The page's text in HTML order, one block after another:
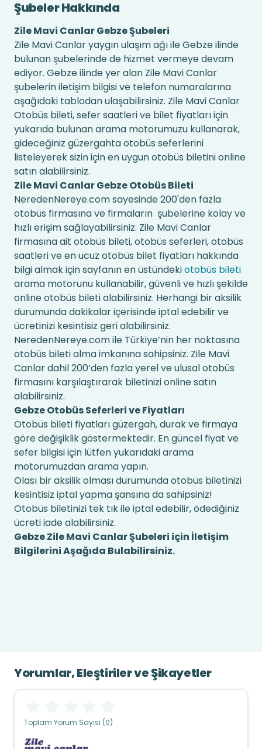
Şubeler Hakkında
Zile Mavi Canlar Gebze Şubeleri
Zile Mavi Canlar yaygın ulaşım ağı ile Gebze ilinde
bulunan şubelerinde de hizmet vermeye devam
ediyor. Gebze ilinde yer alan Zile Mavi Canlar
şubelerin iletişim bilgisi ve telefon numaralarına
aşağıdaki tablodan ulaşabilirsiniz. Zile Mavi Canlar
Otobüs bileti, sefer saatleri ve bilet fiyatları için
yukarıda bulunan arama motorumuzu kullanarak,
gideceğiniz güzergahta otobüs seferlerini
listeleyerek sizin için en uygun otobüs biletini online
satın alabilirsiniz.
Zile Mavi Canlar Gebze Otobüs Bileti
NeredenNereye.com sayesinde 200'den fazla
otobüs firmasına ve firmaların şubelerine kolay ve
hızlı erişim sağlayabilirsiniz. Zile Mavi Canlar
firmasına ait otobüs bileti, otobüs seferleri, otobüs
saatleri ve en ucuz otobüs bilet fiyatları hakkında
bilgi almak için sayfanın en üstündekiotobüs bileti
arama motorunu kullanabilir, güvenli ve hızlı şekilde
online otobüs bileti alabilirsiniz. Herhangi bir aksilik
durumunda dakikalar içerisinde iptal edebilir ve
ücretinizi kesintisiz geri alabilirsiniz.
NeredenNereye.com ile Türkiye’nin her noktasına
otobüs bileti alma imkanına sahipsiniz. Zile Mavi
Canlar dahil 200’den fazla yerel ve ulusal otobüs
firmasını karşılaştırarak biletinizi online satın
alabilirsiniz.
Gebze Otobüs Seferleri ve Fiyatları
Otobüs bileti fiyatları güzergah, durak ve firmaya
göre değişiklik göstermektedir. En güncel fiyat ve
sefer bilgisi için lütfen yukarıdaki arama
motorumuzdan arama yapın.
Olası bir aksilik olması durumunda otobüs biletinizi
kesintisiz iptal yapma şansına da sahipsiniz!
Otobüs biletinizi tek tık ile iptal edebilir, ödediğiniz
ücreti iade alabilirsiniz.
Gebze Zile Mavi Canlar Şubeleri için İletişim
Bilgilerini Aşağıda Bulabilirsiniz.
Yorumlar, Eleştiriler ve Şikayetler
Toplam Yorum Sayısı (0)